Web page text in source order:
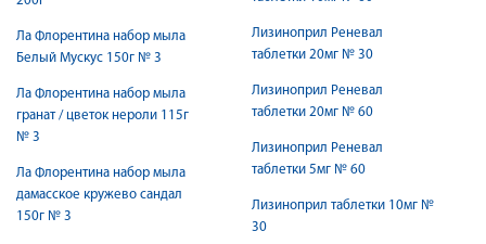
Ла Флорентина набор мыла
Белый Мускус 150г № 3
Ла Флорентина набор мыла
гранат / цветок нероли 115г
№ 3
Ла Флорентина набор мыла
дамасское кружево сандал
150г № 3
Лизиноприл Реневал
таблетки 20мг № 30
Лизиноприл Реневал
таблетки 20мг № 60
Лизиноприл Реневал
таблетки 5мг № 60
Лизиноприл таблетки 10мг №
30